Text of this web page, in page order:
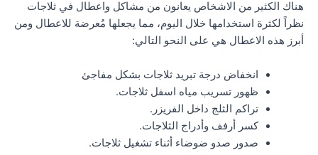
هناك الكثير من الاشخاص يعانون من مشاكل واعطال في ثلاجات
نظراً لكثرة استخدامها خلال اليوم، مما يجعلها مُعرضة للاعطال ومن
أبرز هذه الاعطال هي على النحو التالي:
انخفاض درجة تبريد ثلاجات بشكل مفاجئ
ظهور تسريب مياه اسفل ثلاجات.
تراكم الثلج داخل الفريزر.
كسر أرفف وأدراج الثلاجات.
صدور صدو ضوضاء أثناء تشغيل ثلاجات.